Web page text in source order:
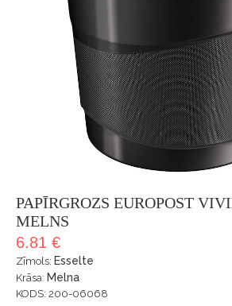
PAPĪRGROZS EUROPOST
MELNS
6.81 €
Zīmols: Esselte
Krāsa: Melna
KODS: 200-06068